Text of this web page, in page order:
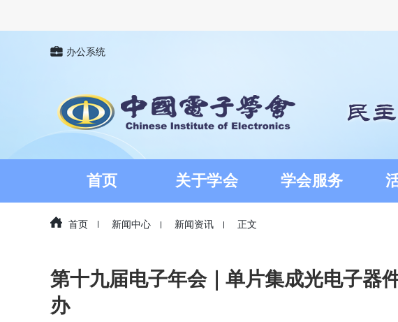
办公系统
首页 关于学会 学会服务
首页 新闻中心 新闻资讯 正文
第十九届电子年会｜单片集成光电子器
办